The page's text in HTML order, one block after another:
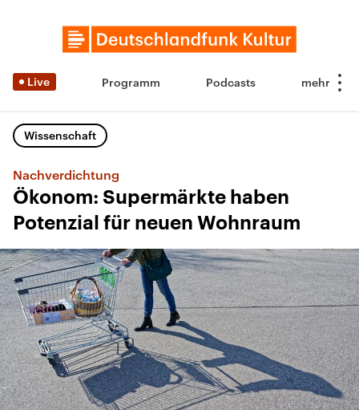
Live Programm Podcasts
Wissenschaft
Nachverdichtung
Ökonom: Supermärkte haben
Potenzial für neuen Wohnraum